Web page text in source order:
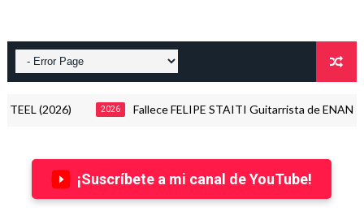
(2026) Fallece FELIPE STAITI Guitarrista de ENANITOS
¡Suscríbete a mi canal de YouTube!